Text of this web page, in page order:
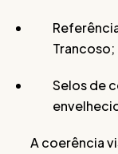
Trancoso;
Selos de
A coerência